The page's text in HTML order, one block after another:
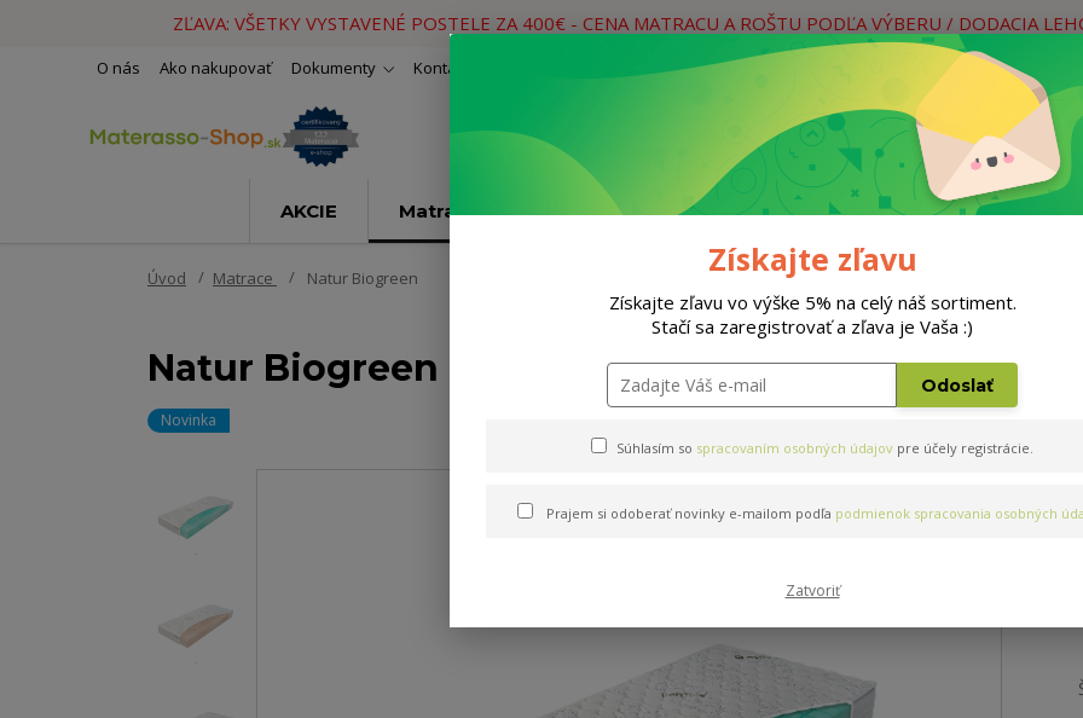
ZĽAVA: VŠETKY VYSTAVENÉ POSTELE ZA 400€ - CENA MATRACU A ROŠTU PODĽA VÝBERU / DODACIA
O nás Ako nakupovať Dokumenty Kontakty
Hľadať
Neviete si rady? Zavolajte.
AKCIE Matrace Rošty Doplnky Postele
Úvod Matrace Natur Biogreen
Natur Biogreen
Novinka
Získajte zľavu
Získajte zľavu vo výške 5% na celý náš sortiment.
Stačí sa zaregistrovať a zľava je Vaša :)
Odoslať
Súhlasím so spracovaním osobných údajov pre účely registrácie.
Prajem si odoberať novinky e-mailom podľa podmienok spracovania osobných
Zatvoriť